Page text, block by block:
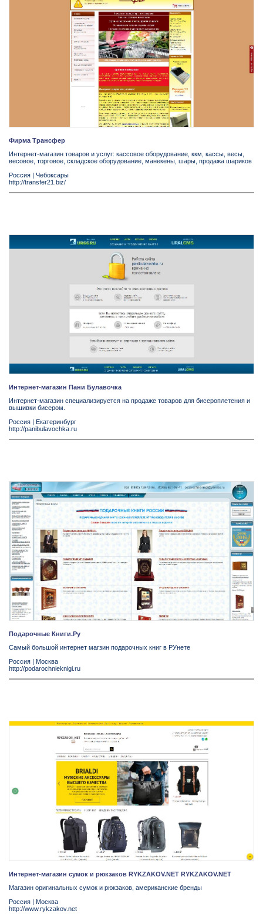
Фирма Трансфер
Интернет-магазин товаров и услуг: кассовое оборудование, ккм, кассы, весы,
весовое, торговое, складское оборудование, манекены, шары, продажа шариков
Россия | Чебоксары
http://transfer21.biz/
Интернет-магазин Пани Булавочка
Интернет-магазин специализируется на продаже товаров для бисероплетения и
вышивки бисером.
Россия | Екатеринбург
http://panibulavochka.ru
Подарочные Книги.Ру
Самый большой интернет магзин подарочных книг в РУнете
Россия
Москва
http://podarochnieknigi.ru
Интернет-магазин сумок и рюкзаков RYKZAKOV.NET RYKZAKOV.NET
Магазин оригинальных сумок и рюкзаков, американские бренды
Россия | Москва
http://www.rykzakov.net